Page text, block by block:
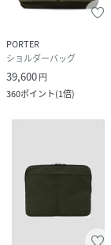
PORTER
ショルダーバッグ
39,600円
360ポイント(1倍)